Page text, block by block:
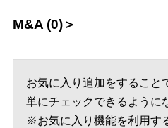
M&A (0)＞
お気に入り追加をすること
単にチェックできるように
※お気に入り機能を利用す